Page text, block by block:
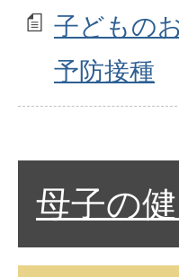
子どもの
予防接種
母子の